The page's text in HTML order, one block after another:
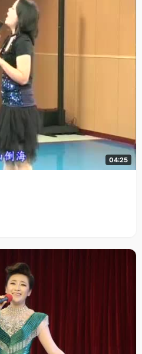
04:25